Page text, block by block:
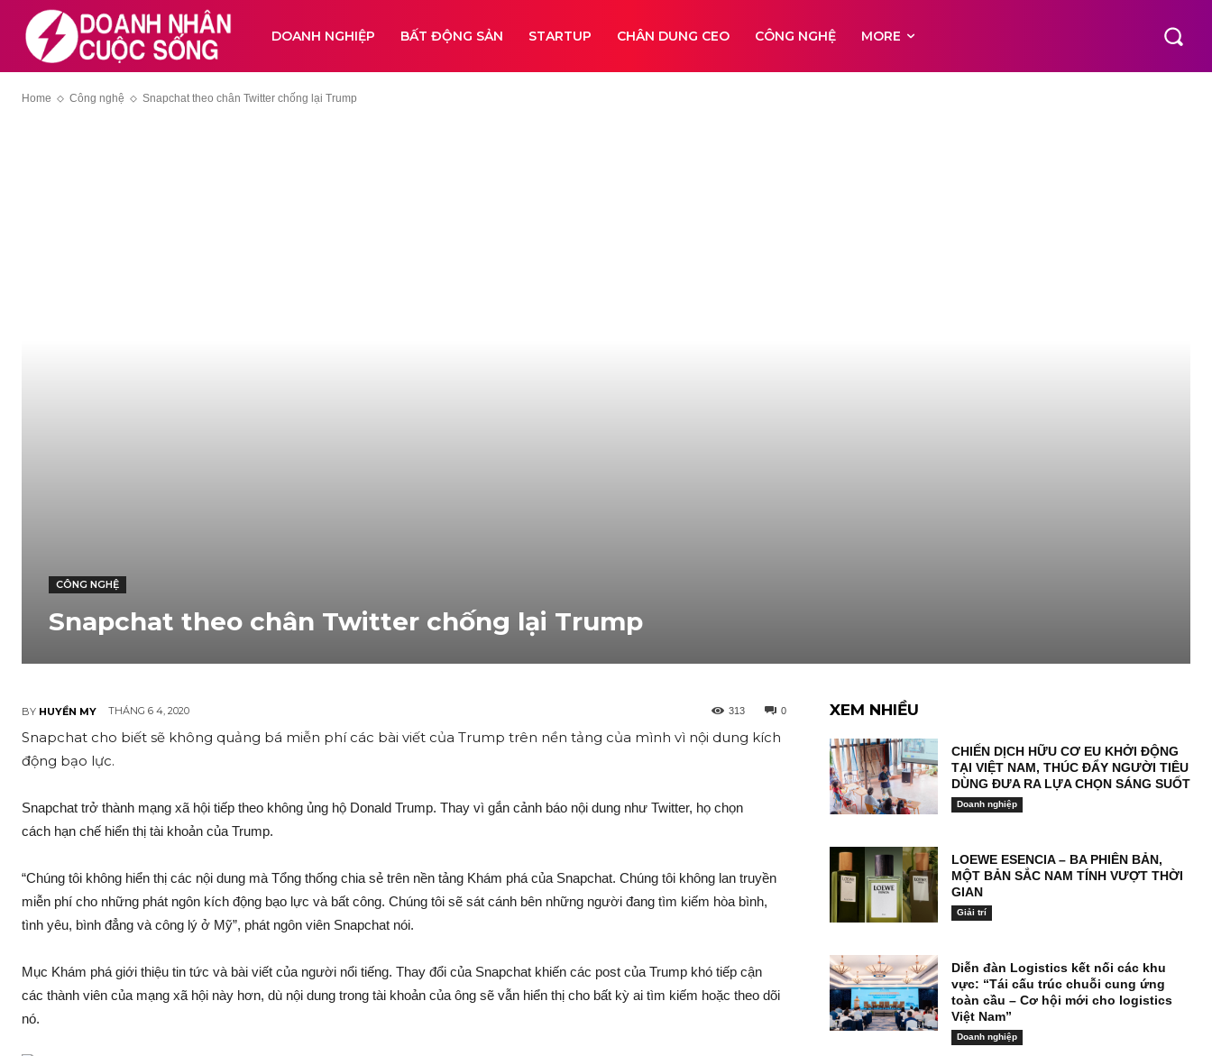
DOANH NGHIỆP BẤT ĐỘNG SẢN STARTUP CHÂN DUNG CEO CÔNG NGHỆ MORE
Home Công nghệ Snapchat theo chân Twitter chống lại Trump
CÔNG NGHỆ
Snapchat theo chân Twitter chống lại Trump
BY HUYỀN MY THÁNG 6 4, 2020 0
313
Snapchat cho biết sẽ không quảng bá miễn phí các bài viết của Trump trên nền tảng của mình vì nội dung kích
động bạo lực.
Snapchat trở thành mạng xã hội tiếp theo không ủng hộ Donald Trump. Thay vì gắn cảnh báo nội dung như Twitter, họ chọn
cách hạn chế hiển thị tài khoản của Trump.
“Chúng tôi không hiển thị các nội dung mà Tổng thống chia sẻ trên nền tảng Khám phá của Snapchat. Chúng tôi không lan truyền
miễn phí cho những phát ngôn kích động bạo lực và bất công. Chúng tôi sẽ sát cánh bên những người đang tìm kiếm hòa bình,
tình yêu, bình đẳng và công lý ở Mỹ”, phát ngôn viên Snapchat nói.
Mục Khám phá giới thiệu tin tức và bài viết của người nổi tiếng. Thay đổi của Snapchat khiến các post của Trump khó tiếp cận
các thành viên của mạng xã hội này hơn, dù nội dung trong tài khoản của ông sẽ vẫn hiển thị cho bất kỳ ai tìm kiếm hoặc theo dõi
nó.
XEM NHIỀU
CHIẾN DỊCH HỮU CƠ EU KHỞI ĐỘNG
TẠI VIỆT NAM, THÚC ĐẨY NGƯỜI TIÊU
DÙNG ĐƯA RA LỰA CHỌN SÁNG SUỐT
Doanh nghiệp
LOEWE ESENCIA – BA PHIÊN BẢN,
MỘT BẢN SẮC NAM TÍNH VƯỢT THỜI
GIAN
Giải trí
Diễn đàn Logistics kết nối các khu
vực: “Tái cấu trúc chuỗi cung ứng
toàn cầu – Cơ hội mới cho logistics
Việt Nam”
Doanh nghiệp